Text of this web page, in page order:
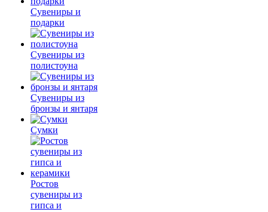
Сувениры и
подарки
Сувениры из
полистоуна
Сувениры из
бронзы и янтаря
Сумки
Ростов
сувениры из
гипса и